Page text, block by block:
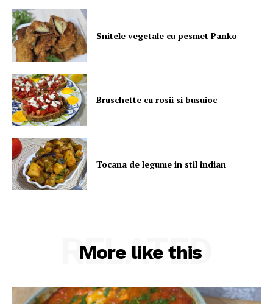
Snitele vegetale cu pesmet Panko
Bruschette cu rosii si busuioc
Tocana de legume in stil indian
More like this
RELATED